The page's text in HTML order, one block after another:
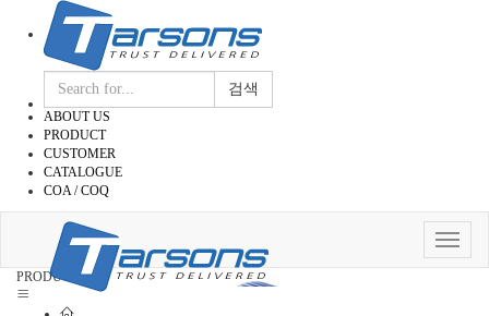
검색
ABOUT US
PRODUCT
CUSTOMER
CATALOGUE
COA / COQ
Toggle
PRODUCT